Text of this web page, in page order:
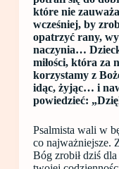
które nie
wcześniej, by
opatrzyć rany,
naczynia…
miłości, która za
korzystamy z
idąc, żyjąc… i
powiedzieć:
Psalmista wali w
co najważniejsze.
Bóg zrobił dziś